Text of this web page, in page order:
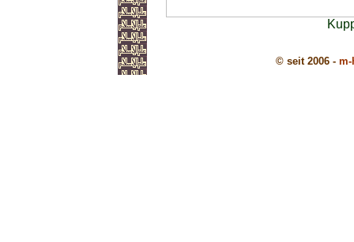
© seit 2006 - m-